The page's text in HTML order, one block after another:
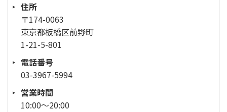
住所
〒174-0063
東京都板橋区前野町
1-21-5-801
電話番号
03-3967-5994
営業時間
10:00～20:00